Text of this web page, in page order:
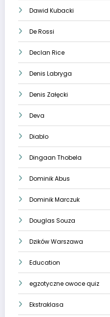
Dawid Kubacki
De Rossi
Declan Rice
Denis Labryga
Denis Załęcki
Deva
Diablo
Dingaan Thobela
Dominik Abus
Dominik Marczuk
Douglas Souza
Dzików Warszawa
Education
egzotyczne owoce quiz
Ekstraklasa